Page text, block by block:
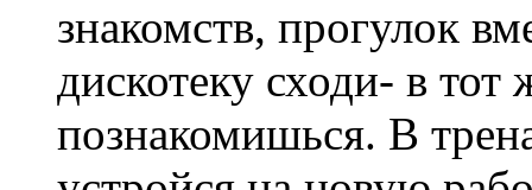
знакомств, прогулок
дискотеку сходи- в тот
познакомишься. В